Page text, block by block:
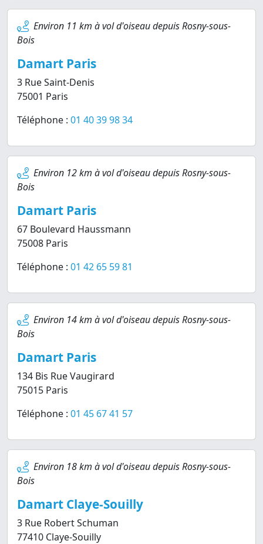
Environ 11 km à vol d'oiseau depuis Rosny-sous-
Bois
Damart Paris
3 Rue Saint-Denis
75001 Paris
Téléphone : 01 40 39 98 34
Environ 12 km à vol d'oiseau depuis Rosny-sous-
Bois
Damart Paris
67 Boulevard Haussmann
75008 Paris
Téléphone : 01 42 65 59 81
Environ 14 km à vol d'oiseau depuis Rosny-sous-
Bois
Damart Paris
134 Bis Rue Vaugirard
75015 Paris
Téléphone : 01 45 67 41 57
Environ 18 km à vol d'oiseau depuis Rosny-sous-
Bois
Damart Claye-Souilly
3 Rue Robert Schuman
77410 Claye-Souilly